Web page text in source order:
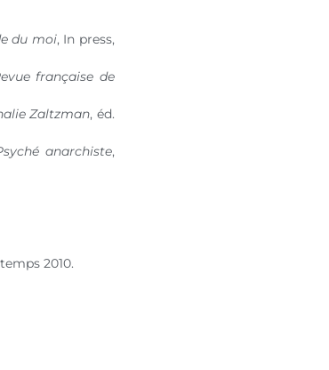
du moi, In press,
française de
Zaltzman, éd.
anarchiste,
2010.